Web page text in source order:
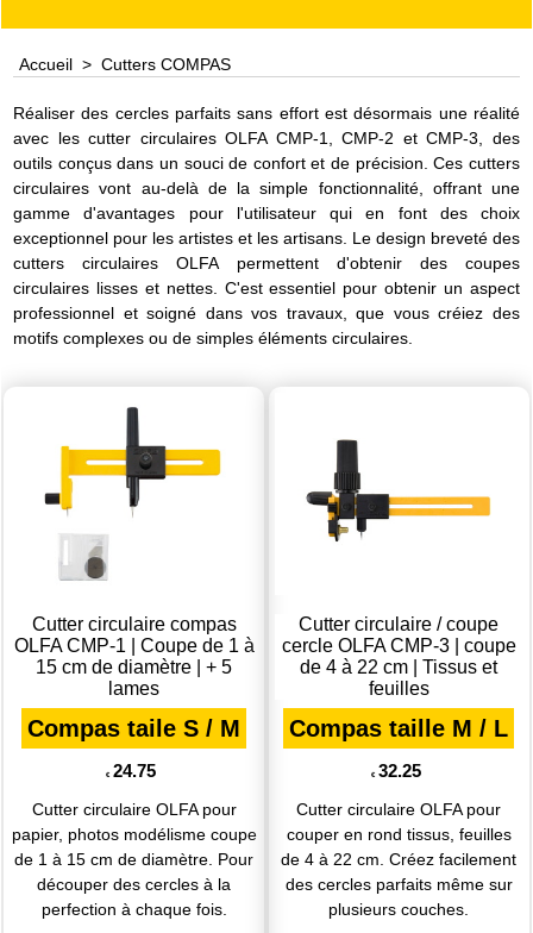
Accueil > Cutters COMPAS
Réaliser des cercles parfaits sans effort est désormais une réalité
avec les cutter circulaires OLFA CMP-1, CMP-2 et CMP-3, des
outils conçus dans un souci de confort et de précision. Ces cutters
circulaires vont au-delà de la simple fonctionnalité, offrant une
gamme d'avantages pour l'utilisateur qui en font des choix
exceptionnel pour les artistes et les artisans. Le design breveté des
cutters circulaires OLFA permettent d'obtenir des coupes
circulaires lisses et nettes. C'est essentiel pour obtenir un aspect
professionnel et soigné dans vos travaux, que vous créiez des
motifs complexes ou de simples éléments circulaires.
Cutter circulaire compas
OLFA CMP-1 | Coupe de 1 à
15 cm de diamètre | + 5
lames
Compas taile S / M
€ 24.75
Cutter circulaire OLFA pour
papier, photos modélisme coupe
de 1 à 15 cm de diamètre. Pour
découper des cercles à la
perfection à chaque fois.
Cutter circulaire / coupe
cercle OLFA CMP-3 | coupe
de 4 à 22 cm | Tissus et
feuilles
Compas taille M / L
€ 32.25
Cutter circulaire OLFA pour
couper en rond tissus, feuilles
de 4 à 22 cm. Créez facilement
des cercles parfaits même sur
plusieurs couches.